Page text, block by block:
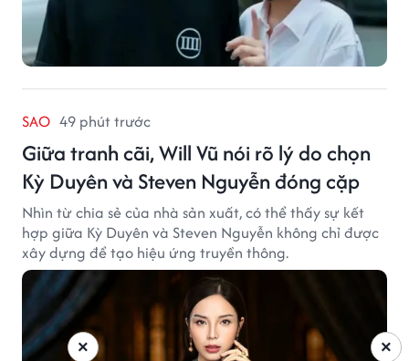
SAO 49 phút trước
Giữa tranh cãi, Will Vũ nói rõ lý do chọn
Kỳ Duyên và Steven Nguyễn đóng cặp
Nhìn từ chia sẻ của nhà sản xuất, có thể thấy sự kết
hợp giữa Kỳ Duyên và Steven Nguyễn không chỉ được
xây dựng để tạo hiệu ứng truyền thông.
×
×